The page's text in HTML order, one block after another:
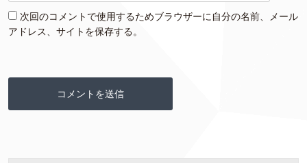
次回のコメントで使用するためブラウザーに自分の名前、メール
アドレス、サイトを保存する。